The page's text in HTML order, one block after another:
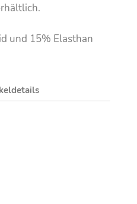
und 15% Elasthan